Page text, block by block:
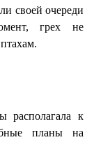
своей очереди
грех не
располагала к
планы на